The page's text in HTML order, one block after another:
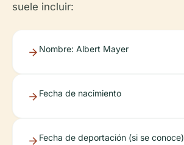
suele incluir:
Nombre: Albert Mayer
Fecha de nacimiento
Fecha de deportación (si se conoce)